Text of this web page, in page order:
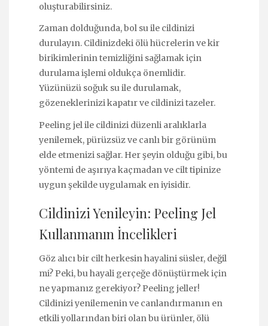
oluşturabilirsiniz.
Zaman dolduğunda, bol su ile cildinizi
durulayın. Cildinizdeki ölü hücrelerin ve kir
birikimlerinin temizliğini sağlamak için
durulama işlemi oldukça önemlidir.
Yüzünüzü soğuk su ile durulamak,
gözeneklerinizi kapatır ve cildinizi tazeler.
Peeling jel ile cildinizi düzenli aralıklarla
yenilemek, pürüzsüz ve canlı bir görünüm
elde etmenizi sağlar. Her şeyin olduğu gibi, bu
yöntemi de aşırıya kaçmadan ve cilt tipinize
uygun şekilde uygulamak en iyisidir.
Cildinizi Yenileyin: Peeling Jel
Kullanmanın İncelikleri
Göz alıcı bir cilt herkesin hayalini süsler, değil
mi? Peki, bu hayali gerçeğe dönüştürmek için
ne yapmanız gerekiyor? Peeling jeller!
Cildinizi yenilemenin ve canlandırmanın en
etkili yollarından biri olan bu ürünler, ölü